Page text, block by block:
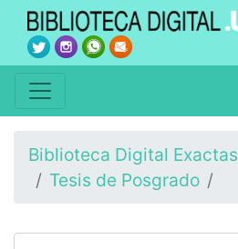
Biblioteca Digital Exactas
Tesis de Posgrado